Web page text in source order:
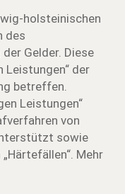
holsteinischen
des
Gelder. Diese
Leistungen“ der
betreffen.
Leistungen“
von
sowie
Mehr